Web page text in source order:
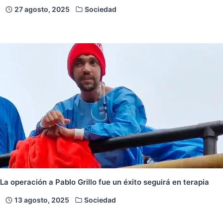
27 agosto, 2025 Sociedad
La operación a Pablo Grillo fue un éxito seguirá en terapia
13 agosto, 2025 Sociedad